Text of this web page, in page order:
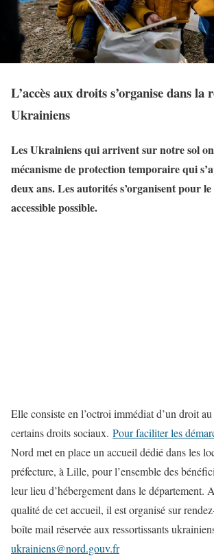
L’accès aux droits s’organise dans la
Ukrainiens
Les Ukrainiens qui arrivent sur notre sol
mécanisme de protection temporaire qui
deux ans. Les autorités s’organisent pour
accessible possible.
Elle consiste en l’octroi immédiat d’un droit
certains droits sociaux. Pour faciliter les
Nord met en place un accueil dédié dans les
préfecture, à Lille, pour l’ensemble des
leur lieu d’hébergement dans le département.
qualité de cet accueil, il est organisé sur
boîte mail réservée aux ressortissants
ukrainiens@nord.gouv.fr